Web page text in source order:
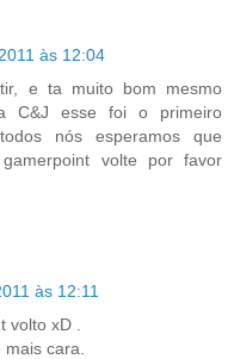
às 12:04
e ta muito bom mesmo
C&J esse foi o primeiro
nós esperamos que
volte por favor
às 12:11
xD .
cara.